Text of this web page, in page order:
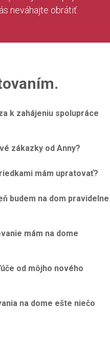
neváhajte obrátiť.
k zahájeniu spolupráce
zákazky od Anny?
mám upratovať?
budem na dom pravidelne
mám na dome
od môjho nového
na dome ešte niečo